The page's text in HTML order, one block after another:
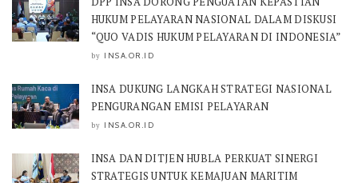
HUKUM PELAYARAN NASIONAL DALAM DISKUSI
“QUO VADIS HUKUM PELAYARAN DI INDONESIA”
by INSA.OR.ID
INSA DUKUNG LANGKAH STRATEGI NASIONAL
PENGURANGAN EMISI PELAYARAN
by INSA.OR.ID
INSA DAN DITJEN HUBLA PERKUAT SINERGI
STRATEGIS UNTUK KEMAJUAN MARITIM